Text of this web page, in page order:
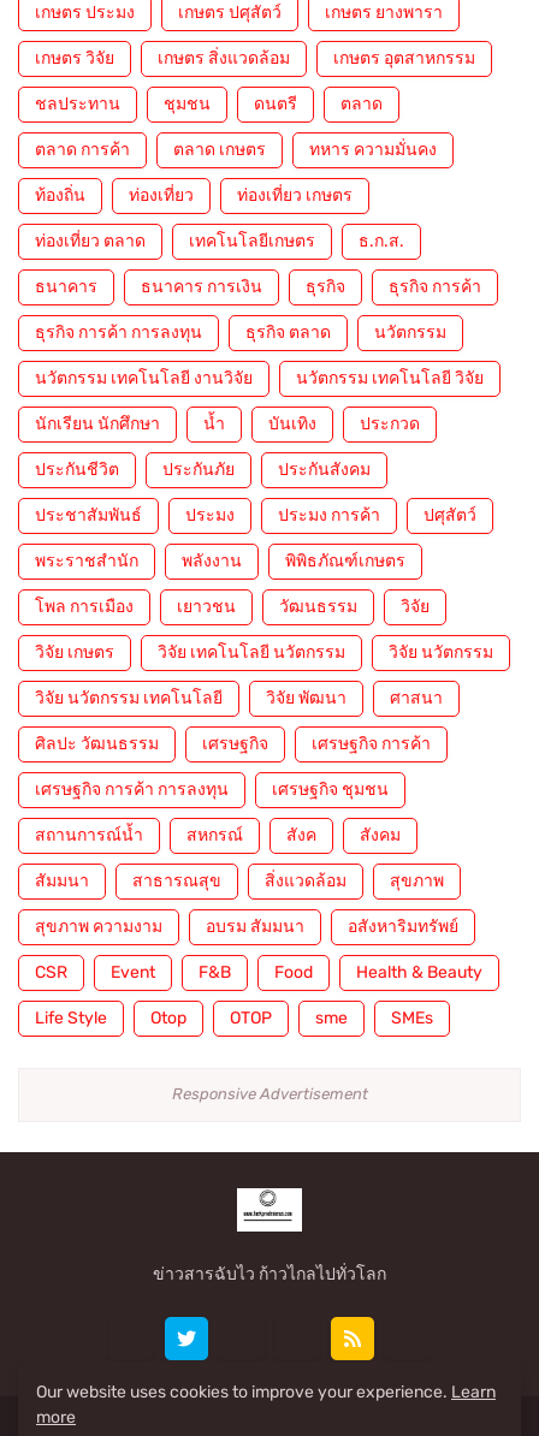
เกษตร ประมง เกษตร ปศุสัตว์ เกษตร ยางพารา
เกษตร วิจัย เกษตร สิ่งแวดล้อม เกษตร อุตสาหกรรม
ชลประทาน ชุมชน ดนตรี ตลาด
ตลาด การค้า ตลาด เกษตร ทหาร ความมั่นคง
ท้องถิ่น ท่องเที่ยว ท่องเที่ยว เกษตร
ท่องเที่ยว ตลาด เทคโนโลยีเกษตร ธ.ก.ส.
ธนาคาร ธนาคาร การเงิน ธุรกิจ ธุรกิจ การค้า
ธุรกิจ การค้า การลงทุน ธุรกิจ ตลาด นวัตกรรม
นวัตกรรม เทคโนโลยี งานวิจัย นวัตกรรม เทคโนโลยี วิจัย
นักเรียน นักศึกษา น้ำ บันเทิง ประกวด
ประกันชีวิต ประกันภัย ประกันสังคม
ประชาสัมพันธ์ ประมง ประมง การค้า ปศุสัตว์
พระราชสำนัก พลังงาน พิพิธภัณฑ์เกษตร
โพล การเมือง เยาวชน วัฒนธรรม วิจัย
วิจัย เกษตร วิจัย เทคโนโลยี นวัตกรรม วิจัย นวัตกรรม
วิจัย นวัตกรรม เทคโนโลยี วิจัย พัฒนา ศาสนา
ศิลปะ วัฒนธรรม เศรษฐกิจ เศรษฐกิจ การค้า
เศรษฐกิจ การค้า การลงทุน เศรษฐกิจ ชุมชน
สถานการณ์น้ำ สหกรณ์ สังค สังคม
สัมมนา สาธารณสุข สิ่งแวดล้อม สุขภาพ
สุขภาพ ความงาม อบรม สัมมนา อสังหาริมทรัพย์
CSR Event F&B Food Health & Beauty
Life Style Otop OTOP sme SMEs
Responsive Advertisement
ข่าวสารฉับไว ก้าวไกลไปทั่วโลก
Our website uses cookies to improve your experience. Learn
more